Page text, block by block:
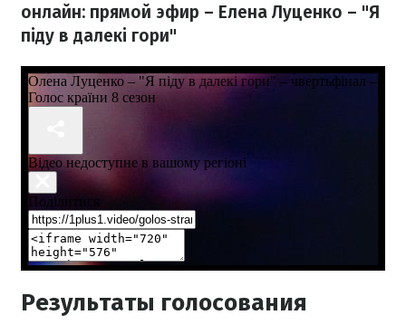
онлайн: прямой эфир – Елена Луценко – "Я
піду в далекі гори"
Результаты голосования